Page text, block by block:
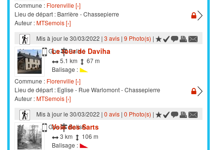
Commune : Florenville [›]
Lieu de départ : Barrière - Chassepierre
Auteur :MTSemois [›]
Mis à jour le 30/03/2022 | 3 avis| 9 Photo(s) |
Marche
Gps Balisé
Le tour de Daviha
5.1 km
67 m
Balisage :
Commune : Florenville [›]
Lieu de départ : Eglise - Rue Warlomont - Chassepierre
Auteur :MTSemois [›]
Mis à jour le 30/03/2022 | 0 avis| 0 Photo(s) |
Marche
Gps Balisé
Voie des Sarts
3 km
106 m
Balisage :